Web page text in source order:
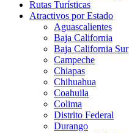
Rutas Turísticas
Atractivos por Estado
Aguascalientes
Baja California
Baja California Sur
Campeche
Chiapas
Chihuahua
Coahuila
Colima
Distrito Federal
Durango